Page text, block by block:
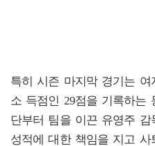
특히 시즌 마지막 경기는
소 득점인 29점을 기록하는
단부터 팀을 이끈 유영주
성적에 대한 책임을 지고 사